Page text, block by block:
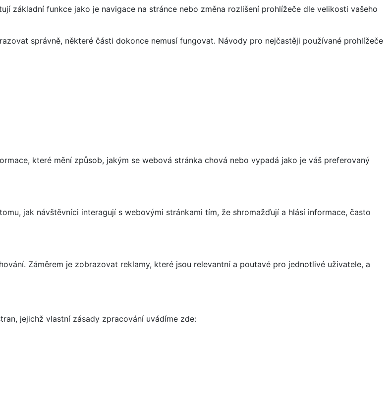
základní funkce jako je navigace na stránce nebo změna rozlišení prohlížeče dle velikosti vašeho
správně, některé části dokonce nemusí fungovat. Návody pro nejčastěji používané prohlížeče
které mění způsob, jakým se webová stránka chová nebo vypadá jako je váš preferovaný
jak návštěvníci interagují s webovými stránkami tím, že shromažďují a hlásí informace, často
Záměrem je zobrazovat reklamy, které jsou relevantní a poutavé pro jednotlivé uživatele, a
jejichž vlastní zásady zpracování uvádíme zde: